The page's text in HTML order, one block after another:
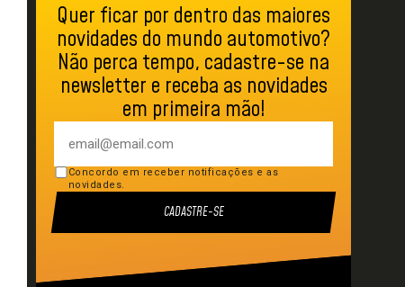
Quer ficar por dentro das maiores
novidades do mundo automotivo?
Não perca tempo, cadastre-se na
newsletter e receba as novidades
em primeira mão!
Concordo em receber notificações e as
novidades.
CADASTRE-SE